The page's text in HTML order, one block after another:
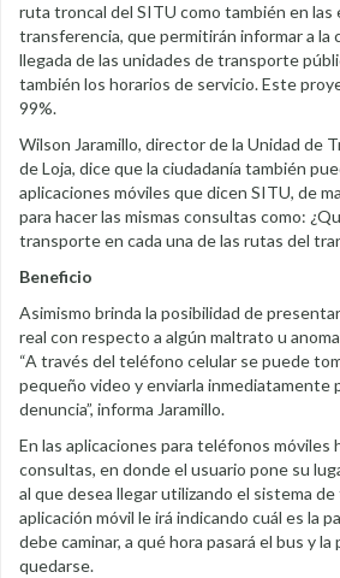
ruta troncal del SITU como también en las
transferencia, que permitirán informar a la
llegada de las unidades de transporte
también los horarios de servicio. Este
99%.
Wilson Jaramillo, director de la Unidad de
de Loja, dice que la ciudadanía también
aplicaciones móviles que dicen SITU, de
para hacer las mismas consultas como:
transporte en cada una de las rutas del
Beneficio
Asimismo brinda la posibilidad de
real con respecto a algún maltrato u
“A través del teléfono celular se puede
pequeño video y enviarla inmediatamente
denuncia”, informa Jaramillo.
En las aplicaciones para teléfonos móviles
consultas, en donde el usuario pone su
al que desea llegar utilizando el sistema
aplicación móvil le irá indicando cuál es la
debe caminar, a qué hora pasará el bus y
quedarse.